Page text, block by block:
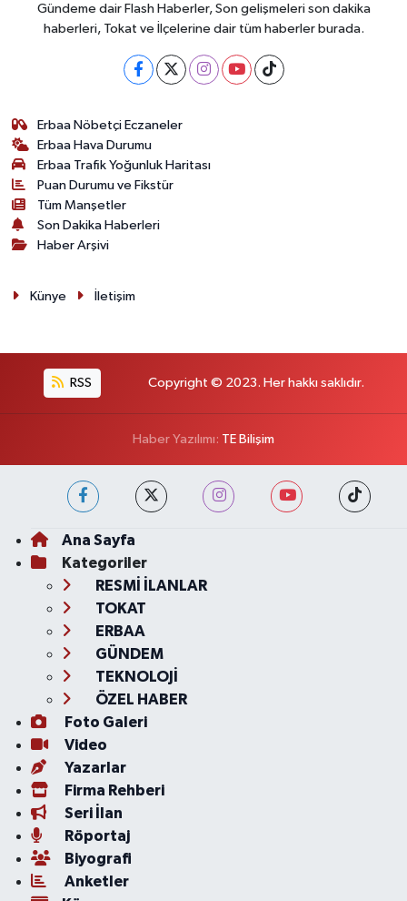
Gündeme dair Flash Haberler, Son gelişmeleri son dakika
haberleri, Tokat ve İlçelerine dair tüm haberler burada.
Erbaa Nöbetçi Eczaneler
Erbaa Hava Durumu
Erbaa Trafik Yoğunluk Haritası
Puan Durumu ve Fikstür
Tüm Manşetler
Son Dakika Haberleri
Haber Arşivi
Künye İletişim
RSS Copyright © 2023. Her hakkı saklıdır.
Haber Yazılımı: TE Bilişim
Ana Sayfa
Kategoriler
RESMİ İLANLAR
TOKAT
ERBAA
GÜNDEM
TEKNOLOJİ
ÖZEL HABER
Foto Galeri
Video
Yazarlar
Firma Rehberi
Seri İlan
Röportaj
Biyografi
Anketler